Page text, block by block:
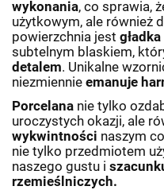
wykonania, co sprawia,
użytkowym, ale również
powierzchnia jest
subtelnym blaskiem,
detalem. Unikalne
niezmiennie emanuje
Porcelana nie tylko
uroczystych okazji, ale
wykwintności naszym
nie tylko przedmiotem
naszego gustu i
rzemieślniczych.